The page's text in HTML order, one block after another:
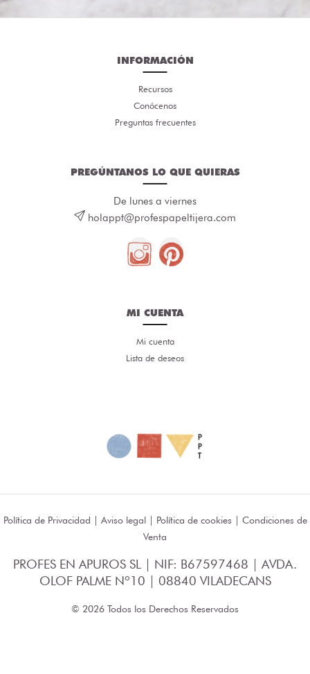
INFORMACIÓN
Recursos
Conócenos
Preguntas frecuentes
PREGÚNTANOS LO QUE QUIERAS
De lunes a viernes
holappt@profespapeltijera.com
MI CUENTA
Mi cuenta
Lista de deseos
Política de Privacidad | Aviso legal| Política de cookies | Condiciones de
Venta
PROFES EN APUROS SL | NIF: B67597468 | AVDA.
OLOF PALME Nº10 | 08840 VILADECANS
© 2026 Todos los Derechos Reservados